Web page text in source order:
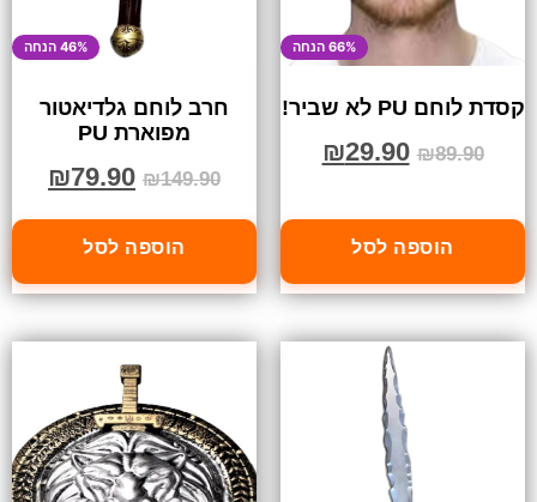
66% הנחה
קסדת לוחם PU לא שביר!
₪89.90
₪29.90
הוספה לסל
46% הנחה
חרב לוחם גלדיאטור
מפוארת PU
₪149.90
₪79.90
הוספה לסל